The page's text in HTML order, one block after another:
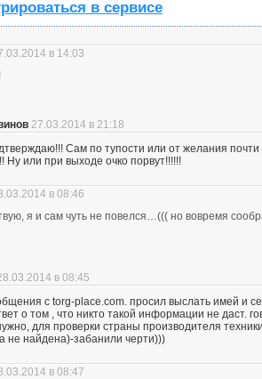
в сервисе
в 14:03
27.03.2014 в 21:18
Сам по тупости или от желания
Ну или при выходе очко порвут!!!!!!
в 08:46
я и сам чуть не повелся…((( но вовремя
в 08:45
с torg-place.com. просил выслать имей и
о том , что никто такой информации не
для проверки страны производителя
не найдена)-забанили черти)))
в 08:47